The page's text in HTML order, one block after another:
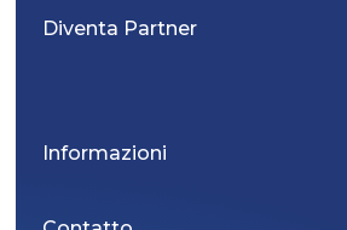
Diventa Partner
Informazioni